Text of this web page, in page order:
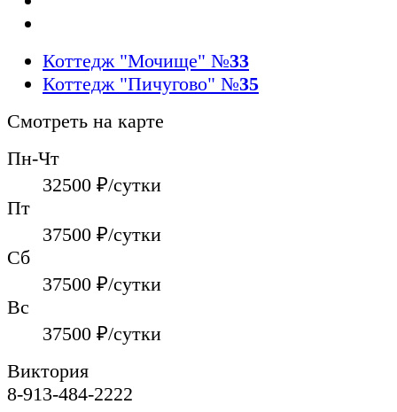
Коттедж "Мочище" №33
Коттедж "Пичугово" №35
Смотреть на карте
Пн-Чт
32500 ₽/сутки
Пт
37500 ₽/сутки
Сб
37500 ₽/сутки
Вс
37500 ₽/сутки
Виктория
8-913-484-2222